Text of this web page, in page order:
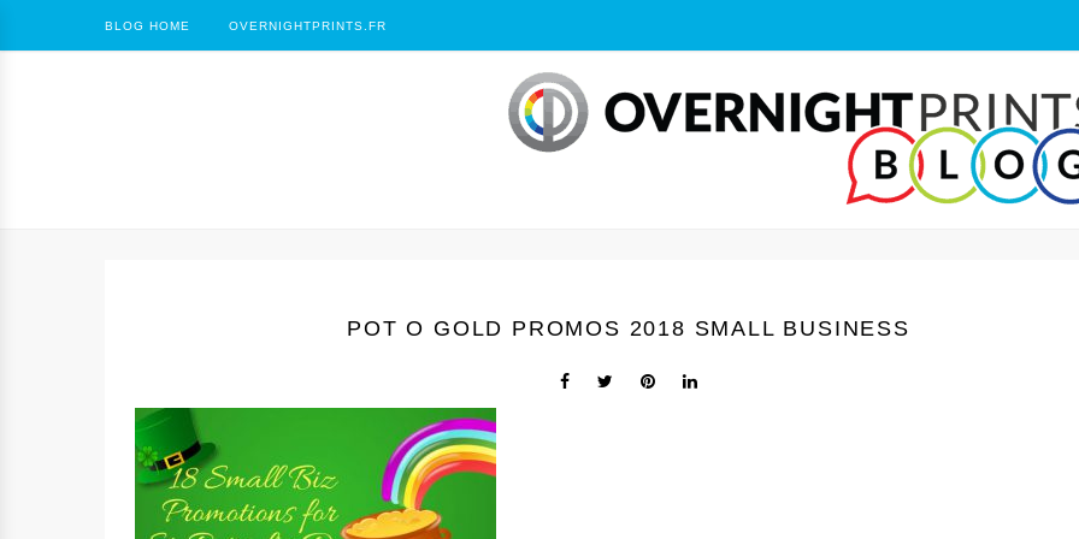
BLOG HOME OVERNIGHTPRINTS.FR
POT O GOLD PROMOS 2018 SMALL BUSINESS